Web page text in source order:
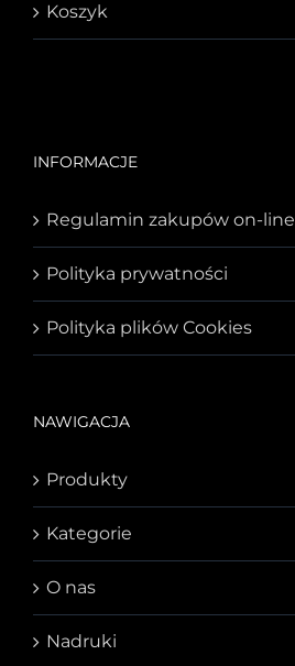
Koszyk
INFORMACJE
Regulamin zakupów on-line
Polityka prywatności
Polityka plików Cookies
NAWIGACJA
Produkty
Kategorie
O nas
Nadruki